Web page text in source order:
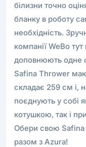
білизни точно
бланку в роботу
необхідність.
компанії WeBo
доповнюють одне
Safina Thrower
складає 259 см і,
поєднують у собі
котушкою, так і
Обери свою Safina
разом з Azura!